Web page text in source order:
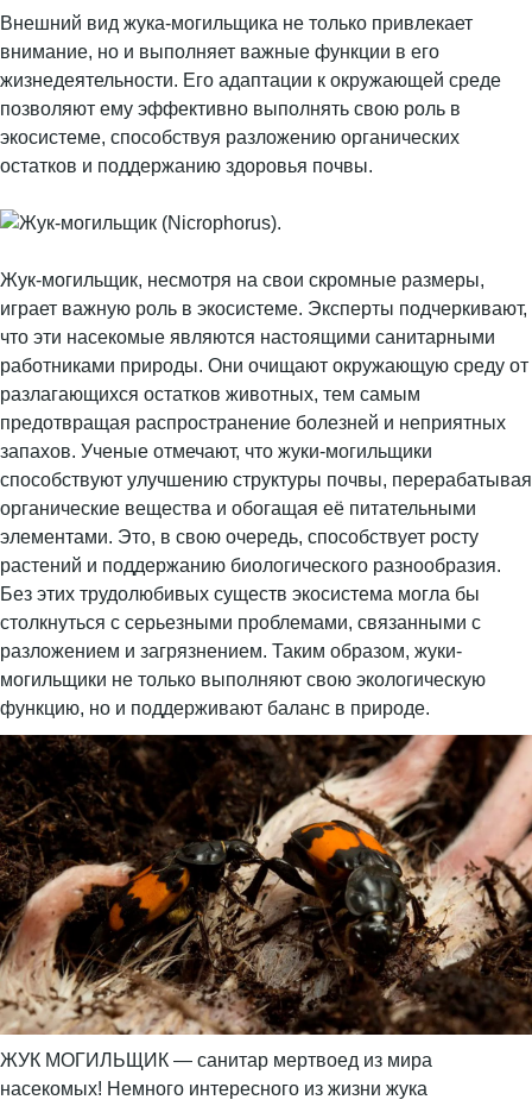
Внешний вид жука-могильщика не только привлекает
внимание, но и выполняет важные функции в его
жизнедеятельности. Его адаптации к окружающей среде
позволяют ему эффективно выполнять свою роль в
экосистеме, способствуя разложению органических
остатков и поддержанию здоровья почвы.
Жук-могильщик, несмотря на свои скромные размеры,
играет важную роль в экосистеме. Эксперты подчеркивают,
что эти насекомые являются настоящими санитарными
работниками природы. Они очищают окружающую среду от
разлагающихся остатков животных, тем самым
предотвращая распространение болезней и неприятных
запахов. Ученые отмечают, что жуки-могильщики
способствуют улучшению структуры почвы, перерабатывая
органические вещества и обогащая её питательными
элементами. Это, в свою очередь, способствует росту
растений и поддержанию биологического разнообразия.
Без этих трудолюбивых существ экосистема могла бы
столкнуться с серьезными проблемами, связанными с
разложением и загрязнением. Таким образом, жуки-
могильщики не только выполняют свою экологическую
функцию, но и поддерживают баланс в природе.
ЖУК МОГИЛЬЩИК — санитар мертвоед из мира
насекомых! Немного интересного из жизни жука